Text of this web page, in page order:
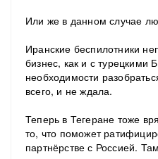
Или же в данном случае
Иранские беспилотники
бизнес, как и с
необходимости
всего, и не ждала.
Теперь в Тегеране тоже
то, что поможет
партнёрстве с Россией.